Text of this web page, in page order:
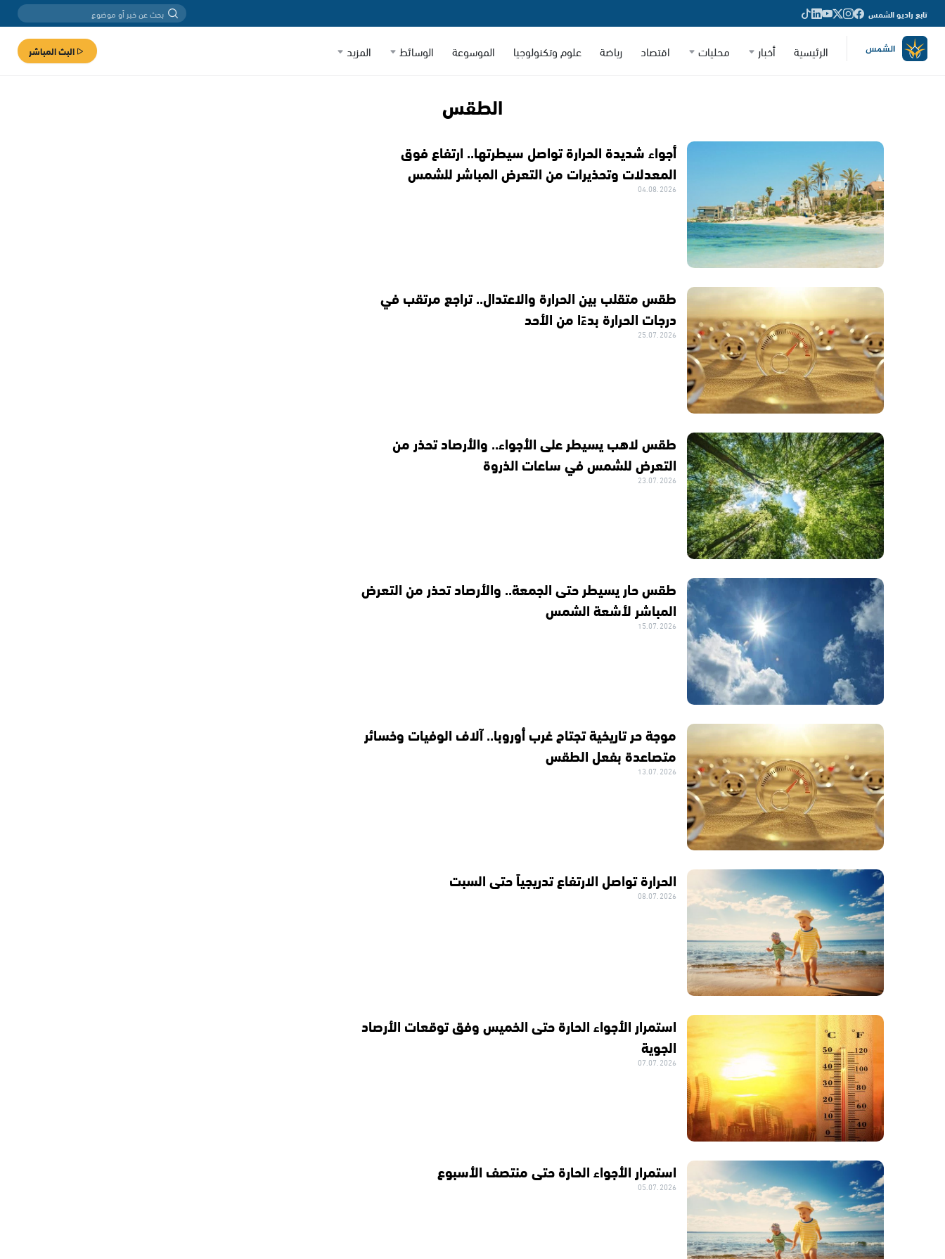
تابع راديو الشمس
الرئيسية أخبار محليات اقتصاد رياضة علوم وتكنولوجيا الموسوعة الوسائط المزيد البث المباشر
الطقس
أجواء شديدة الحرارة تواصل سيطرتها.. ارتفاع فوق
المعدلات وتحذيرات من التعرض المباشر للشمس
04.08.2026
طقس متقلب بين الحرارة والاعتدال.. تراجع مرتقب في
درجات الحرارة بدءًا من الأحد
25.07.2026
طقس لاهب يسيطر على الأجواء.. والأرصاد تحذر من
التعرض للشمس في ساعات الذروة
23.07.2026
طقس حار يسيطر حتى الجمعة.. والأرصاد تحذر من التعرض
المباشر لأشعة الشمس
15.07.2026
موجة حر تاريخية تجتاح غرب أوروبا.. آلاف الوفيات وخسائر
متصاعدة بفعل الطقس
13.07.2026
الحرارة تواصل الارتفاع تدريجياً حتى السبت
08.07.2026
استمرار الأجواء الحارة حتى الخميس وفق توقعات الأرصاد
الجوية
07.07.2026
استمرار الأجواء الحارة حتى منتصف الأسبوع
05.07.2026